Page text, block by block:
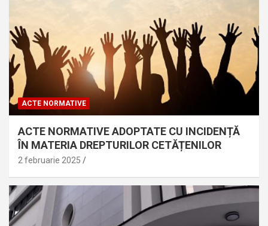
ACTE NORMATIVE
ACTE NORMATIVE ADOPTATE CU INCIDENȚĂ
ÎN MATERIA DREPTURILOR CETĂȚENILOR
2 februarie 2025